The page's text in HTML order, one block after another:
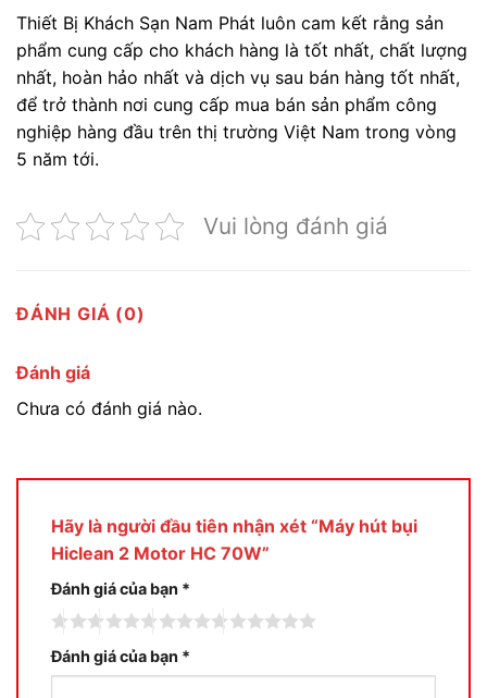
Thiết Bị Khách Sạn Nam Phát luôn cam kết rằng sản
phẩm cung cấp cho khách hàng là tốt nhất, chất lượng
nhất, hoàn hảo nhất và dịch vụ sau bán hàng tốt nhất,
để trở thành nơi cung cấp mua bán sản phẩm công
nghiệp hàng đầu trên thị trường Việt Nam trong vòng
5 năm tới.
Vui lòng đánh giá
ĐÁNH GIÁ (0)
Đánh giá
Chưa có đánh giá nào.
Hãy là người đầu tiên nhận xét “Máy hút bụi
Hiclean 2 Motor HC 70W”
Đánh giá của bạn *
Đánh giá của bạn *